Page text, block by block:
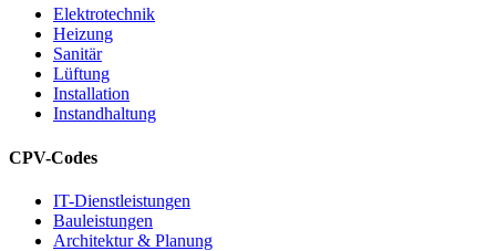
Elektrotechnik
Heizung
Sanitär
Lüftung
Installation
Instandhaltung
CPV-Codes
IT-Dienstleistungen
Bauleistungen
Architektur & Planung